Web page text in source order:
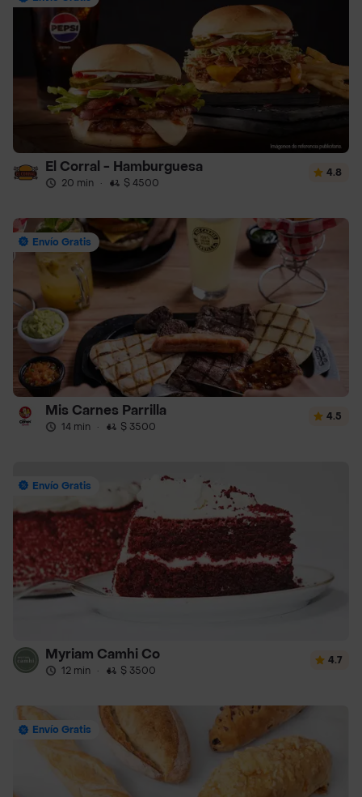
El Corral - Hamburguesa
20 min · $ 4500
4.8
Envío Gratis
Mis Carnes Parrilla
14 min · $ 3500
4.5
Envío Gratis
Myriam Camhi Co
12 min · $ 3500
4.7
Envío Gratis